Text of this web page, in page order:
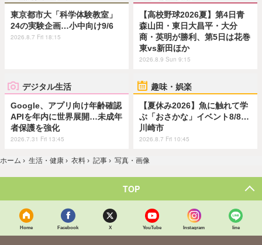
東京都市大「科学体験教室」
24の実験企画…小中向け9/6
2026.8.7 Fri 18:15
【高校野球2026夏】第4日青
森山田・東日大昌平・大分
商・英明が勝利、第5日は花巻
東vs新田ほか
2026.8.9 Sun 9:15
デジタル生活
Google、アプリ向け年齢確認
APIを年内に世界展開…未成年
者保護を強化
2026.7.31 Fri 13:45
趣味・娯楽
【夏休み2026】魚に触れて学
ぶ「おさかな」イベント8/8…
川崎市
2026.8.7 Fri 10:45
ホーム › 生活・健康 › 衣料 › 記事 › 写真・画像
TOP
Home Facebook X YouTube Instagram line